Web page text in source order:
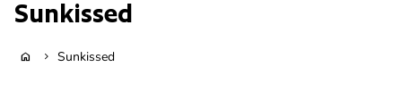
Sunkissed
home chevron_right Sunkissed